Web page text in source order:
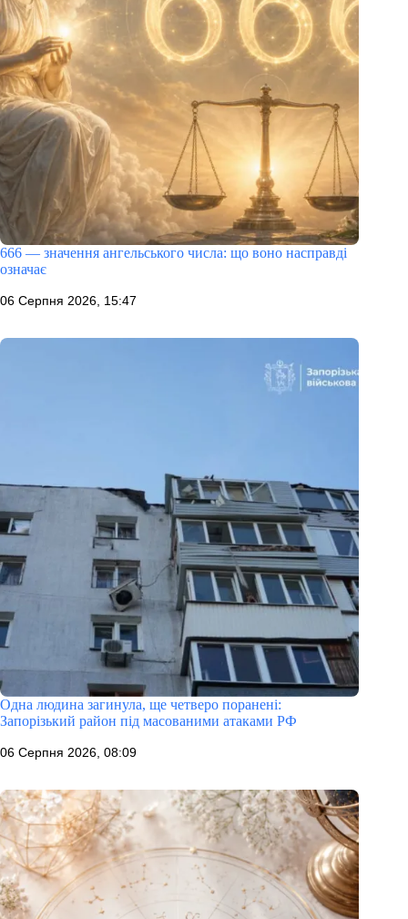
666 — значення ангельського числа: що воно насправді
означає
06 Серпня 2026, 15:47
Одна людина загинула, ще четверо поранені:
Запорізький район під масованими атаками РФ
06 Серпня 2026, 08:09